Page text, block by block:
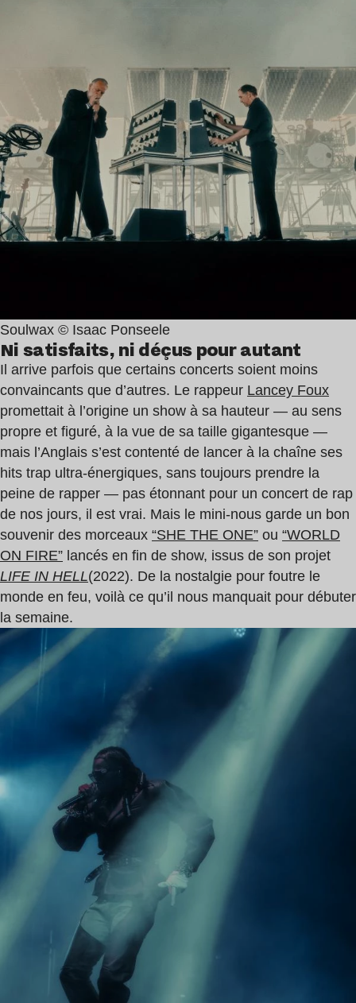
Soulwax © Isaac Ponseele
Ni satisfaits, ni déçus pour autant
Il arrive parfois que certains concerts soient moins
convaincants que d’autres. Le rappeur Lancey Foux
promettait à l’origine un show à sa hauteur — au sens
propre et figuré, à la vue de sa taille gigantesque —
mais l’Anglais s’est contenté de lancer à la chaîne ses
hits trap ultra-énergiques, sans toujours prendre la
peine de rapper — pas étonnant pour un concert de rap
de nos jours, il est vrai. Mais le mini-nous garde un bon
souvenir des morceaux “SHE THE ONE” ou “WORLD
ON FIRE” lancés en fin de show, issus de son projet
LIFE IN HELL(2022). De la nostalgie pour foutre le
monde en feu, voilà ce qu’il nous manquait pour débuter
la semaine.